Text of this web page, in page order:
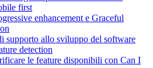
first
enhancement e Graceful
supporto allo sviluppo del software
detection
le feature disponibili con Can I